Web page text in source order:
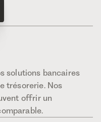
solutions bancaires
trésorerie. Nos
offrir un